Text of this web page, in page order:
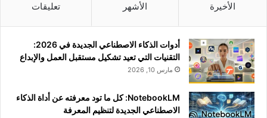
الأخيرة الأشهر تعليقات
أدوات الذكاء الاصطناعي الجديدة في 2026:
التقنيات التي تعيد تشكيل مستقبل العمل والإبداع
مارس 10, 2026
NotebookLM: كل ما تود معرفته عن أداة الذكاء
الاصطناعي الجديدة لتنظيم المعرفة